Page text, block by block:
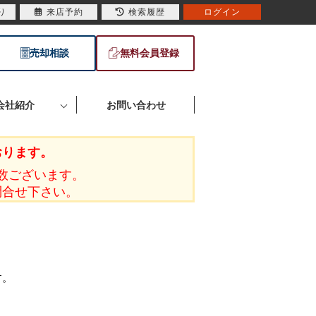
売却相談 無料会員登録
社紹介 お問い合わせ
ます。
ざいます。
せ下さい。
来店予約 検索履歴 ログイン